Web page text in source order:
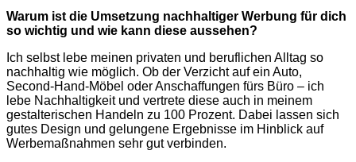
Warum ist die Umsetzung nachhaltiger Werbung für dich
so wichtig und wie kann diese aussehen?
Ich selbst lebe meinen privaten und beruflichen Alltag so
nachhaltig wie möglich. Ob der Verzicht auf ein Auto,
Second-Hand-Möbel oder Anschaffungen fürs Büro – ich
lebe Nachhaltigkeit und vertrete diese auch in meinem
gestalterischen Handeln zu 100 Prozent. Dabei lassen sich
gutes Design und gelungene Ergebnisse im Hinblick auf
Werbemaßnahmen sehr gut verbinden.